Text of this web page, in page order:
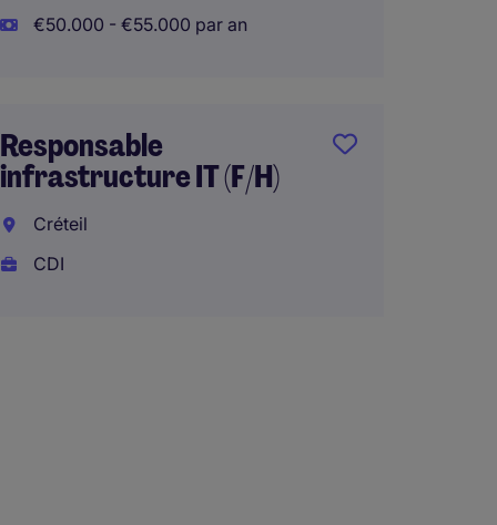
€50.000 - €55.000 par an
Responsable
infrastructure IT (F/H)
Créteil
CDI